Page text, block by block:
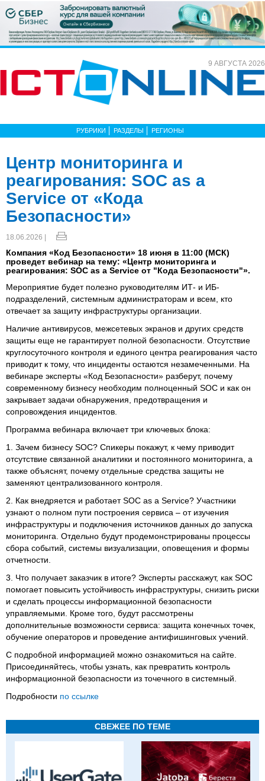
9 АВГУСТА 2026
РУБРИКИ РАЗДЕЛЫ РЕГИОНЫ
Центр мониторинга и
реагирования: SOC as a
Service от «Кода
Безопасности»
18.06.2026 |
Компания «Код Безопасности» 18 июня в 11:00 (МСК)
проведет вебинар на тему: «Центр мониторинга и
реагирования: SOC as a Service от "Кода Безопасности"».
Мероприятие будет полезно руководителям ИТ- и ИБ-
подразделений, системным администраторам и всем, кто
отвечает за защиту инфраструктуры организации.
Наличие антивирусов, межсетевых экранов и других средств
защиты еще не гарантирует полной безопасности. Отсутствие
круглосуточного контроля и единого центра реагирования часто
приводит к тому, что инциденты остаются незамеченными. На
вебинаре эксперты «Код Безопасности» разберут, почему
современному бизнесу необходим полноценный SOC и как он
закрывает задачи обнаружения, предотвращения и
сопровождения инцидентов.
Программа вебинара включает три ключевых блока:
1. Зачем бизнесу SOC? Спикеры покажут, к чему приводит
отсутствие связанной аналитики и постоянного мониторинга, а
также объяснят, почему отдельные средства защиты не
заменяют централизованного контроля.
2. Как внедряется и работает SOC as a Service? Участники
узнают о полном пути построения сервиса – от изучения
инфраструктуры и подключения источников данных до запуска
мониторинга. Отдельно будут продемонстрированы процессы
сбора событий, системы визуализации, оповещения и формы
отчетности.
3. Что получает заказчик в итоге? Эксперты расскажут, как SOC
помогает повысить устойчивость инфраструктуры, снизить риски
и сделать процессы информационной безопасности
управляемыми. Кроме того, будут рассмотрены
дополнительные возможности сервиса: защита конечных точек,
обучение операторов и проведение антифишинговых учений.
С подробной информацией можно ознакомиться на сайте.
Присоединяйтесь, чтобы узнать, как превратить контроль
информационной безопасности из точечного в системный.
Подробности по ссылке
СВЕЖЕЕ ПО ТЕМЕ